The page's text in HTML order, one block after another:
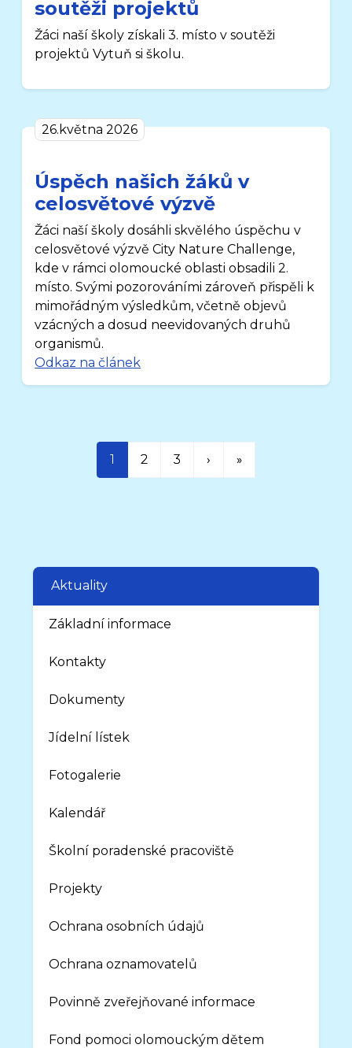
soutěži projektů
Žáci naší školy získali 3. místo v soutěži
projektů Vytuň si školu.
26.května 2026
Úspěch našich žáků v
celosvětové výzvě
Žáci naší školy dosáhli skvělého úspěchu v
celosvětové výzvě City Nature Challenge,
kde v rámci olomoucké oblasti obsadili 2.
místo. Svými pozorováními zároveň přispěli k
mimořádným výsledkům, včetně objevů
vzácných a dosud neevidovaných druhů
organismů.
Odkaz na článek
1 2 3 › »
Aktuality
Základní informace
Kontakty
Dokumenty
Jídelní lístek
Fotogalerie
Kalendář
Školní poradenské pracoviště
Projekty
Ochrana osobních údajů
Ochrana oznamovatelů
Povinně zveřejňované informace
Fond pomoci olomouckým dětem